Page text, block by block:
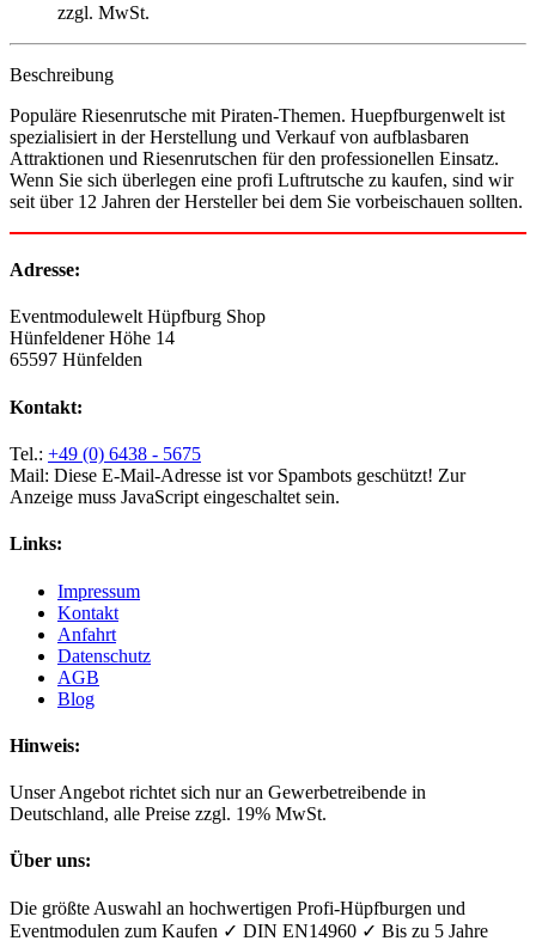
zzgl. MwSt.
Beschreibung
Populäre Riesenrutsche mit Piraten-Themen. Huepfburgenwelt ist
spezialisiert in der Herstellung und Verkauf von aufblasbaren
Attraktionen und Riesenrutschen für den professionellen Einsatz.
Wenn Sie sich überlegen eine profi Luftrutsche zu kaufen, sind wir
seit über 12 Jahren der Hersteller bei dem Sie vorbeischauen sollten.
Adresse:
Eventmodulewelt Hüpfburg Shop
Hünfeldener Höhe 14
65597 Hünfelden
Kontakt:
Tel.: +49 (0) 6438 - 5675
Mail: Diese E-Mail-Adresse ist vor Spambots geschützt! Zur
Anzeige muss JavaScript eingeschaltet sein.
Links:
Impressum
Kontakt
Anfahrt
Datenschutz
AGB
Blog
Hinweis:
Unser Angebot richtet sich nur an Gewerbetreibende in
Deutschland, alle Preise zzgl. 19% MwSt.
Über uns:
Die größte Auswahl an hochwertigen Profi-Hüpfburgen und
Eventmodulen zum Kaufen ✓ DIN EN14960 ✓ Bis zu 5 Jahre